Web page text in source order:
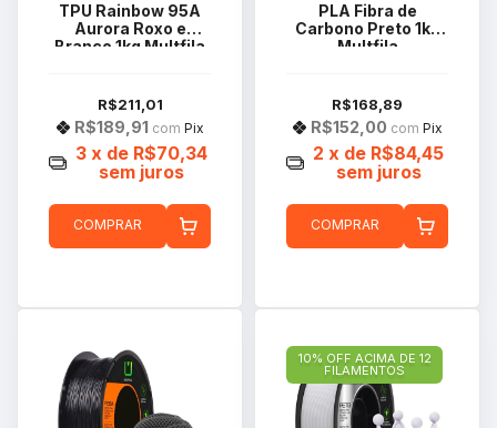
TPU Rainbow 95A
Aurora Roxo e
Branco 1kg Multfila
R$211,01
R$189,91 com Pix
3 x de R$70,34
sem juros
COMPRAR
PLA Fibra de
Carbono Preto 1kg
Multfila
R$168,89
R$152,00 com Pix
2 x de R$84,45
sem juros
COMPRAR
10% OFF ACIMA DE 12
FILAMENTOS